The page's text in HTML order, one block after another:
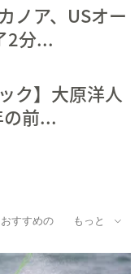
ノア、USオー
2分...
ク】大原洋人
前...
おすすめの もっと